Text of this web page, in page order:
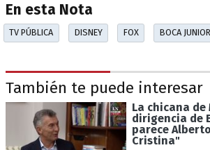
En esta Nota
TV PÚBLICA DISNEY FOX BOCA
También te puede interesar
La chicana
dirigencia de
parece
Cristina"